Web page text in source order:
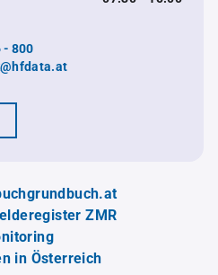
- 800
ZMR
in Österreich